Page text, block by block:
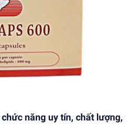
năng uy tín, chất lượng,